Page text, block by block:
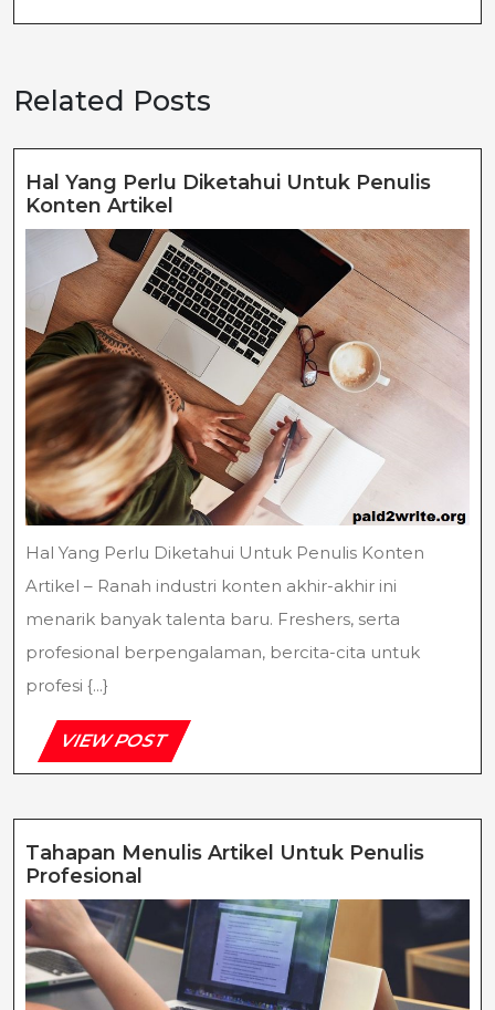
Related Posts
Hal Yang Perlu Diketahui Untuk Penulis
Konten Artikel
Yang
Perlu
Diketahui
Untuk
Penulis
Konten
Artikel
Hal Yang Perlu Diketahui Untuk Penulis Konten
Artikel – Ranah industri konten akhir-akhir ini
menarik banyak talenta baru. Freshers, serta
profesional berpengalaman, bercita-cita untuk
profesi {...}
VIEW POSTVIEW
POST
Tahapan Menulis Artikel Untuk Penulis
Profesional
Menulis
Artikel
Untuk
Penulis
Profesional